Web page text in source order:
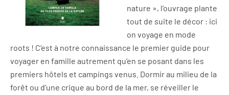
nature », l’ouvrage plante
tout de suite le décor : ici
on voyage en mode
roots ! C’est à notre connaissance le premier guide pour
voyager en famille autrement qu’en se posant dans les
premiers hôtels et campings venus. Dormir au milieu de la
forêt ou d’une crique au bord de la mer, se réveiller le